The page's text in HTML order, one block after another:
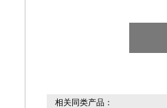
相关同类产品：